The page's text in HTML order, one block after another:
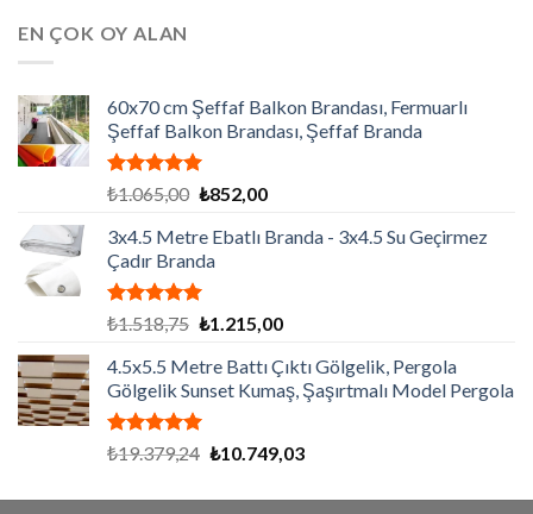
EN ÇOK OY ALAN
60x70 cm Şeffaf Balkon Brandası, Fermuarlı
Şeffaf Balkon Brandası, Şeffaf Branda
5 üzerinden
oy
aldı
₺1.065,00 Orijinal
₺1.065,00.
₺852,00Şu
fiyat:
3x4.5 Metre Ebatlı Branda - 3x4.5 Su Geçirmez
Çadır Branda
5 üzerinden
oy
aldı
₺1.518,75 Orijinal
₺1.518,75.
₺1.215,00Şu
fiyat:
₺1.215,00.
4.5x5.5 Metre Battı Çıktı Gölgelik, Pergola
Gölgelik Sunset Kumaş, Şaşırtmalı Model Pergola
5 üzerinden
₺19.379,24 Orijinal
₺19.379,24.
₺10.749,03Şu
fiyat: